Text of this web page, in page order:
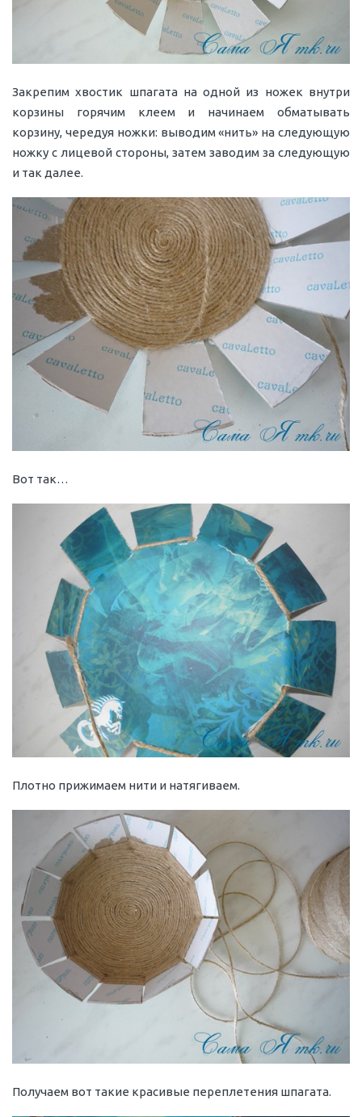
Закрепим хвостик шпагата на одной из ножек внутри
корзины горячим клеем и начинаем обматывать
корзину, чередуя ножки: выводим «нить» на следующую
ножку с лицевой стороны, затем заводим за следующую
и так далее.
Вот так…
Плотно прижимаем нити и натягиваем.
Получаем вот такие красивые переплетения шпагата.